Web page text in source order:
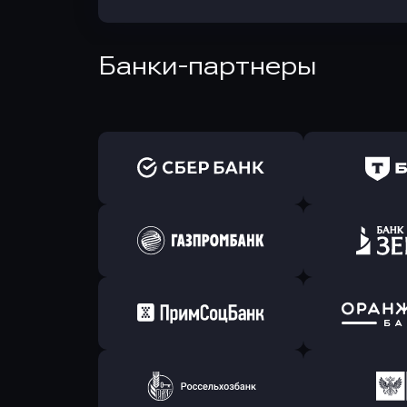
Банки-партнеры
Оправить заявку
в Сбербанк
в Т-Банк
Оправить заявку
в Газпромбанк
в
Оправить заявку
в Примсоцбанк
в Банк